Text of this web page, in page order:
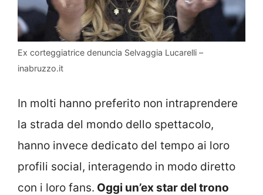
Ex corteggiatrice denuncia Selvaggia Lucarelli –
inabruzzo.it
In molti hanno preferito non intraprendere
la strada del mondo dello spettacolo,
hanno invece dedicato del tempo ai loro
profili social, interagendo in modo diretto
con i loro fans. Oggi un’ex star del trono